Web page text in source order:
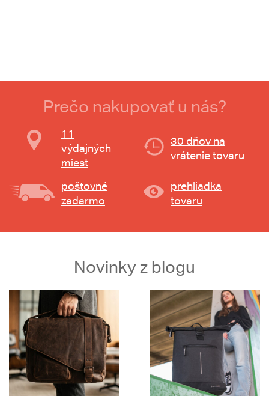
Prečo nakupovať u nás?
11
výdajných
miest
30 dňov na
vrátenie tovaru
poštovné
zadarmo
prehliadka
tovaru
Novinky z blogu